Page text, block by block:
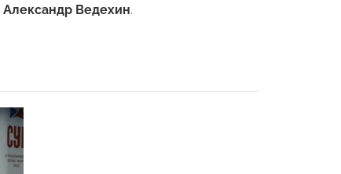
Александр Ведехин.